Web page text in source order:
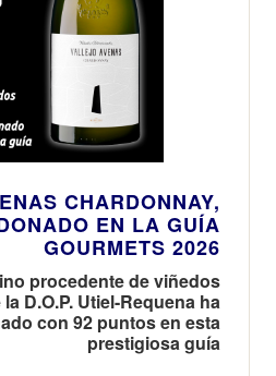
CHARDONNAY,
EN LA GUÍA
GOURMETS 2026
procedente de viñedos
D.O.P. Utiel-Requena ha
con 92 puntos en esta
prestigiosa guía